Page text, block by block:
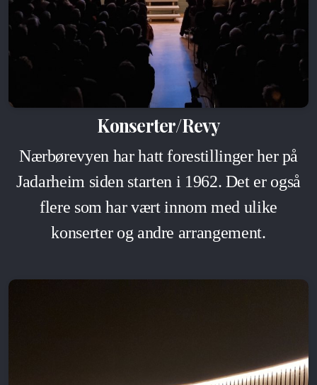
Konserter/Revy
Nærbørevyen har hatt forestillinger her på
Jadarheim siden starten i 1962. Det er også
flere som har vært innom med ulike
konserter og andre arrangement.